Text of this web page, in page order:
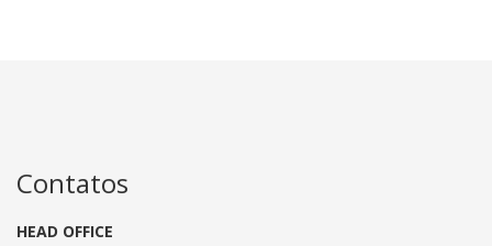
Contatos
HEAD OFFICE